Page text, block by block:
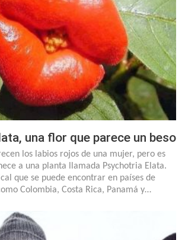
una flor que parece un beso
los labios rojos de una mujer, pero es
a una planta llamada Psychotria Elata.
que se puede encontrar en países de
Colombia, Costa Rica, Panamá y…